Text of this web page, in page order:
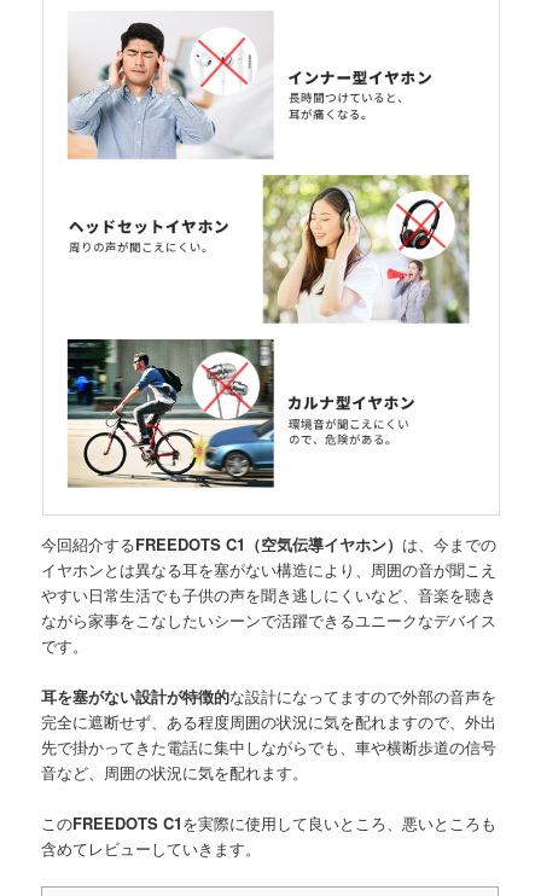
今回紹介するFREEDOTS C1（空気伝導イヤホン） は、今までの
イヤホンとは異なる耳を塞がない構造により、周囲の音が聞こえ
やすい日常生活でも子供の声を聞き逃しにくいなど、音楽を聴き
ながら家事をこなしたいシーンで活躍できるユニークなデバイス
です。
耳を塞がない設計が特徴的な設計になってますので外部の音声を
完全に遮断せず、ある程度周囲の状況に気を配れますので、外出
先で掛かってきた電話に集中しながらでも、車や横断歩道の信号
音など、周囲の状況に気を配れます。
このFREEDOTS C1を実際に使用して良いところ、悪いところも
含めてレビューしていきます。